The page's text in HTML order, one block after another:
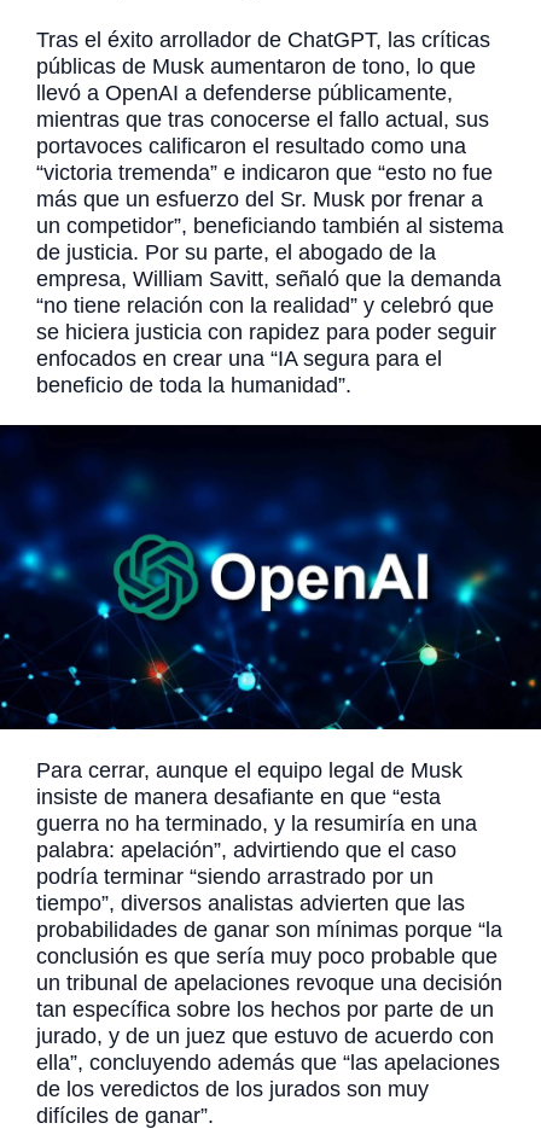
Tras el éxito arrollador de ChatGPT, las críticas
públicas de Musk aumentaron de tono, lo que
llevó a OpenAI a defenderse públicamente,
mientras que tras conocerse el fallo actual, sus
portavoces calificaron el resultado como una
“victoria tremenda” e indicaron que “esto no fue
más que un esfuerzo del Sr. Musk por frenar a
un competidor”, beneficiando también al sistema
de justicia. Por su parte, el abogado de la
empresa, William Savitt, señaló que la demanda
“no tiene relación con la realidad” y celebró que
se hiciera justicia con rapidez para poder seguir
enfocados en crear una “IA segura para el
beneficio de toda la humanidad”.
Para cerrar, aunque el equipo legal de Musk
insiste de manera desafiante en que “esta
guerra no ha terminado, y la resumiría en una
palabra: apelación”, advirtiendo que el caso
podría terminar “siendo arrastrado por un
tiempo”, diversos analistas advierten que las
probabilidades de ganar son mínimas porque “la
conclusión es que sería muy poco probable que
un tribunal de apelaciones revoque una decisión
tan específica sobre los hechos por parte de un
jurado, y de un juez que estuvo de acuerdo con
ella”, concluyendo además que “las apelaciones
de los veredictos de los jurados son muy
difíciles de ganar”.